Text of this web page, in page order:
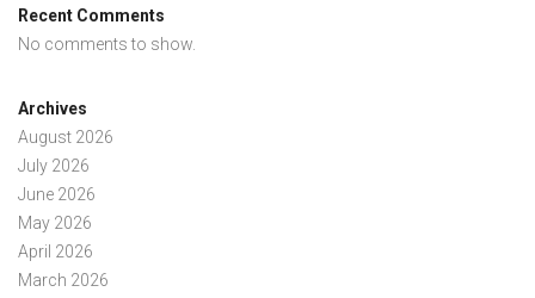
Recent Comments
No comments to show.
Archives
August 2026
July 2026
June 2026
May 2026
April 2026
March 2026